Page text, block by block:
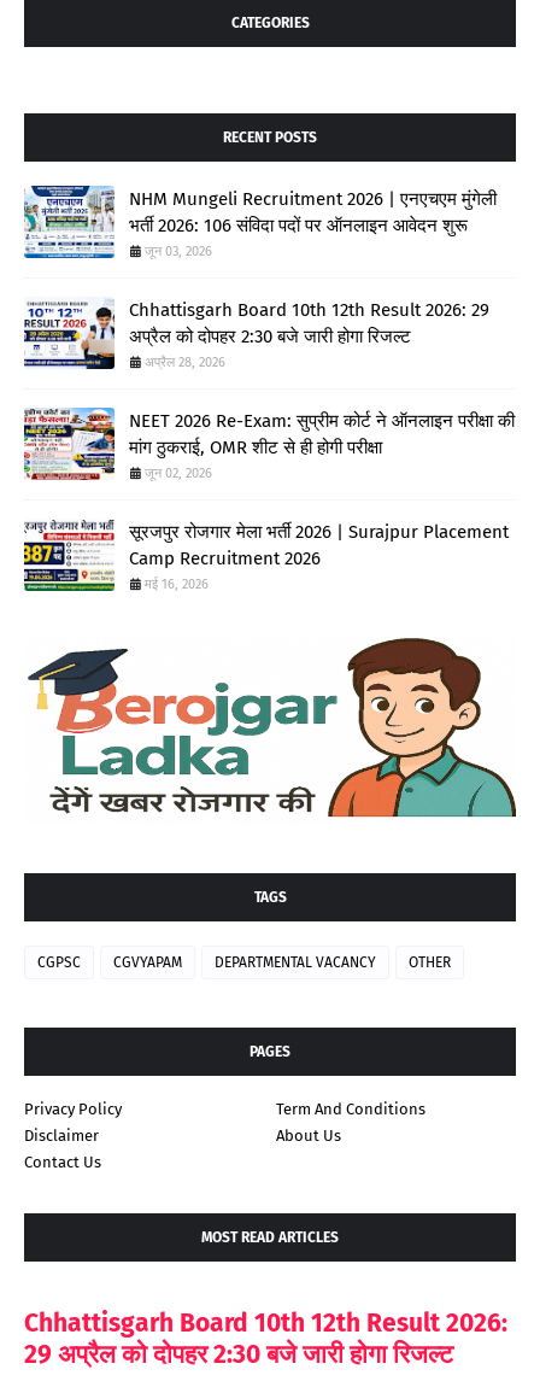
CATEGORIES
RECENT POSTS
NHM Mungeli Recruitment 2026 | एनएचएम मुंगेली
भर्ती 2026: 106 संविदा पदों पर ऑनलाइन आवेदन शुरू
जून 03, 2026
Chhattisgarh Board 10th 12th Result 2026: 29
अप्रैल को दोपहर 2:30 बजे जारी होगा रिजल्ट
अप्रैल 28, 2026
NEET 2026 Re-Exam: सुप्रीम कोर्ट ने ऑनलाइन परीक्षा की
मांग ठुकराई, OMR शीट से ही होगी परीक्षा
जून 02, 2026
सूरजपुर रोजगार मेला भर्ती 2026 | Surajpur Placement
Camp Recruitment 2026
मई 16, 2026
TAGS
CGPSC CGVYAPAM DEPARTMENTAL VACANCY OTHER
PAGES
Privacy Policy
Term And Conditions
Disclaimer
About Us
Contact Us
MOST READ ARTICLES
Chhattisgarh Board 10th 12th Result 2026:
29 अप्रैल को दोपहर 2:30 बजे जारी होगा रिजल्ट